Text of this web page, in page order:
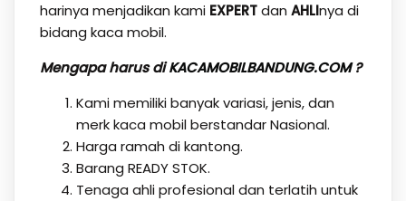
harinya menjadikan kami EXPERTdan AHLInya di
bidang kaca mobil.
Mengapa harus diKACAMOBILBANDUNG.COM?
Kami memiliki banyak variasi, jenis, dan
merk kaca mobil berstandar Nasional.
Harga ramah di kantong.
Barang READY STOK.
Tenaga ahli profesional dan terlatih untuk